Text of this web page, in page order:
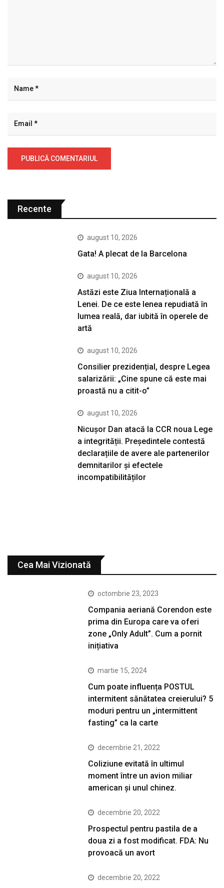
Recente
august 10, 2026
Gata! A plecat de la Barcelona
august 10, 2026
Astăzi este Ziua Internațională a
Lenei. De ce este lenea repudiată în
lumea reală, dar iubită în operele de
artă
august 10, 2026
Consilier prezidențial, despre Legea
salarizării: „Cine spune că este mai
proastă nu a citit-o”
august 10, 2026
Nicușor Dan atacă la CCR noua Lege
a integrității. Președintele contestă
declarațiile de avere ale partenerilor
demnitarilor și efectele
incompatibilităților
Cea Mai Vizionată
octombrie 23, 2023
Compania aeriană Corendon este
prima din Europa care va oferi
zone „Only Adult”. Cum a pornit
inițiativa
martie 15, 2024
Cum poate influența POSTUL
intermitent sănătatea creierului? 5
moduri pentru un „intermittent
fasting” ca la carte
decembrie 21, 2022
Coliziune evitată în ultimul
moment între un avion miliar
american şi unul chinez.
decembrie 20, 2022
Prospectul pentru pastila de a
doua zi a fost modificat. FDA: Nu
provoacă un avort
decembrie 20, 2022